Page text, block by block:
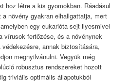
hoz létre a kis gyomokban. Ráadásul
növény gyakran elhallgattatja, mert
egy eukarióta sejt ilyesmivel
vírusok fertőzése, és a növénynek
annak biztosítására,
megnyilvánulni. Vegyük még
robusztus rendszereket hozott
triviális optimális állapotukból